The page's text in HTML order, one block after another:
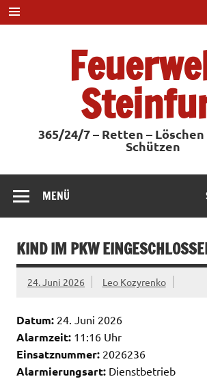
Zum
Inhalt
springen
365/24/7 – Retten – Löschen
Schützen
MENÜ
KIND IM PKW
24. Juni 2026 Leo Kozyrenko
Datum: 24. Juni 2026
Alarmzeit: 11:16 Uhr
Einsatznummer: 2026236
Alarmierungsart: Dienstbetrieb